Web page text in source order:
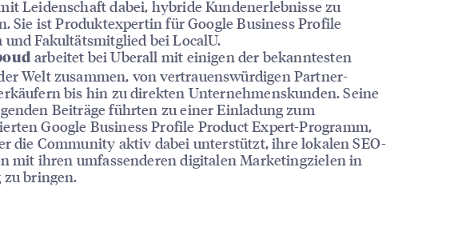
Leidenschaft dabei, hybride Kundenerlebnisse zu
Sie ist Produktexpertin für Google Business Profile
und Fakultätsmitglied bei LocalU.
arbeitet bei Uberall mit einigen der bekanntesten
Welt zusammen, von vertrauenswürdigen Partner-
bis hin zu direkten Unternehmenskunden. Seine
Beiträge führten zu einer Einladung zum
Google Business Profile Product Expert-Programm,
die Community aktiv dabei unterstützt, ihre lokalen SEO-
mit ihren umfassenderen digitalen Marketingzielen in
bringen.